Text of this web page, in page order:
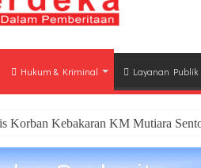
Hukum & Kriminal Layanan Publik
Korban Kebakaran KM Mutiara